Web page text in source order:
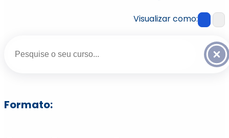
Visualizar como:
Formato: